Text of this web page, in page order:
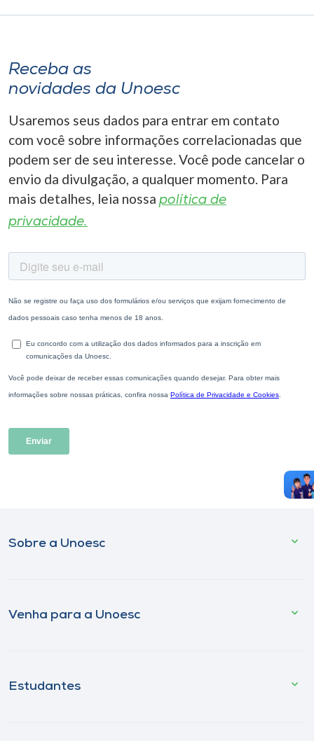
Receba as
novidades da Unoesc
Usaremos seus dados para entrar em contato
com você sobre informações correlacionadas que
podem ser de seu interesse. Você pode cancelar o
envio da divulgação, a qualquer momento. Para
mais detalhes, leia nossa política de
privacidade.
Sobre a Unoesc
Venha para a Unoesc
Estudantes